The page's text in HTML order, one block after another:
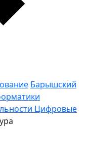
Барышский
Цифровые